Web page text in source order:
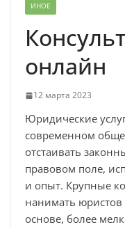
ИНОЕ
онлайн
12 марта 2023
Юридические
современном
отстаивать
правовом поле,
и опыт. Крупные
нанимать юристов
основе, более